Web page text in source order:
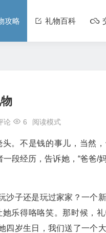
攻略 礼物百科
论 6 阅读模式
。不是钱的事儿，当然
一段经历，告诉她，“爸爸/
沙子还是玩过家家？一个
乐得咯咯笑。那时候，
四岁生日，我们送了一个